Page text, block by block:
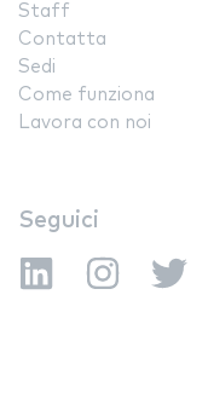
Staff
Contatta
Sedi
Come funziona
Lavora con noi
Seguici